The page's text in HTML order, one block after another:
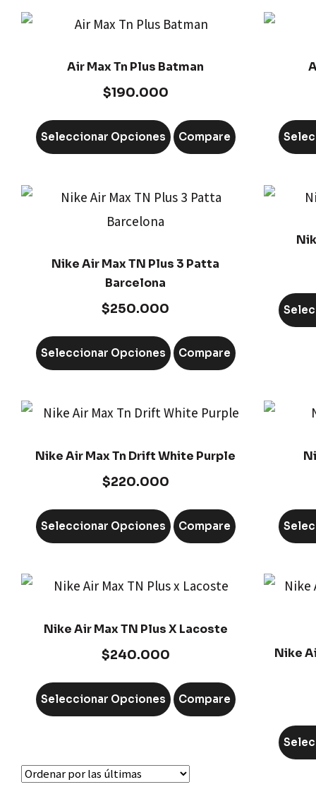
Air Max Tn Plus Batman
$190.000
Seleccionar Opciones Compare
Nike Air Max TN Plus 3 Patta
Barcelona
$250.000
Seleccionar Opciones Compare
Nike Air Max Tn Drift White Purple
$220.000
Seleccionar Opciones Compare
Nike Air Max TN Plus X Lacoste
$240.000
Seleccionar Opciones Compare
Nike